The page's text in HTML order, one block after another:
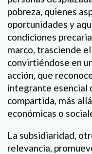
pobreza, quienes
oportunidades y
condiciones
marco, trasciende
convirtiéndose en
acción, que
integrante esencial
compartida, más
económicas o
La subsidiaridad,
relevancia,